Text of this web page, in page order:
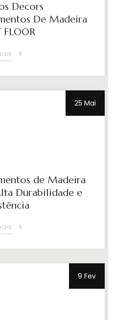
Decors
De Madeira
FLOOR
25 Mai
de Madeira
Durabilidade e
9 Fev